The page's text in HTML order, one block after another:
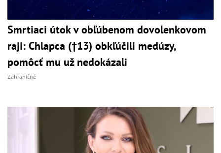
Smrtiaci útok v obľúbenom dovolenkovom
raji: Chlapca (†13) obkľúčili medúzy,
pomôcť mu už nedokázali
Zahraničné